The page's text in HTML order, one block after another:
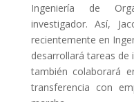
Ingeniería de
investigador. Así,
recientemente en
desarrollará tareas de
también colaborará
transferencia con